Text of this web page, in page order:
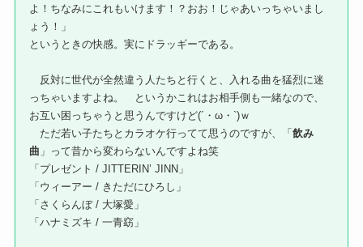
よ！ちなみにこれもいけます！？おお！じゃあいっちゃいまし
ょう！」
というときの快感。実にドラッギーである。
反対に世代が全然違う人たちと行くと、入れる曲を猛烈に迷
っちゃいますよね。 というかこれはお相手側も一緒なので、
お互い困っちゃうと思うんですけど(´・ω・`)ｗ
ただ若い子たちとカラオケ行ってて思うのですが、「飲み
曲 」って昔から変わらないんですよね笑
「プレゼント / JITTERIN’ JINN」
「ウィーアー / きただにひろし」
「さくらんぼ / 大塚愛」
「ハナミズキ / 一青窈」